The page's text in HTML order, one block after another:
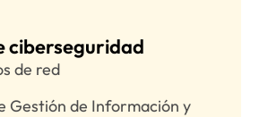
ciberseguridad
de red
Gestión de Información y